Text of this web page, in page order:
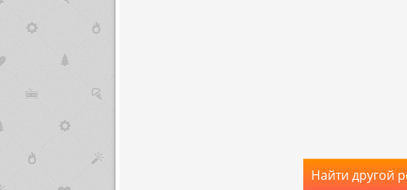
Найти другой